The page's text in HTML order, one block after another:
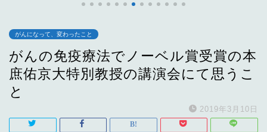
がんになって、変わったこと
がんの免疫療法でノーベル賞受賞の本
庶佑京大特別教授の講演会にて思うこ
と
2019年3月10日